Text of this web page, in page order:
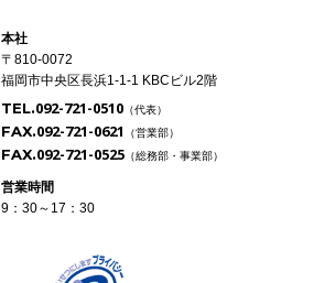
本社
〒810-0072
福岡市中央区長浜1-1-1 KBCビル2階
TEL.092-721-0510 （代表）
FAX.092-721-0621 （営業部）
FAX.092-721-0525 （総務部・事業部）
営業時間
9：30～17：30